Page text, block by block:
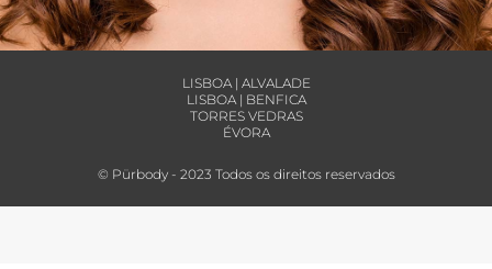
LISBOA | ALVALADE
LISBOA | BENFICA
TORRES VEDRAS
ÉVORA
© Pürbody - 2023 Todos os direitos reservados